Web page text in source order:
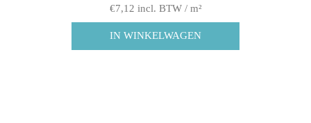
€7,12 incl. BTW / m²